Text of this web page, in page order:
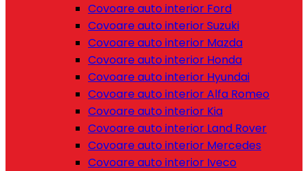
Covoare auto interior Ford
Covoare auto interior Suzuki
Covoare auto interior Mazda
Covoare auto interior Honda
Covoare auto interior Hyundai
Covoare auto interior Alfa Romeo
Covoare auto interior Kia
Covoare auto interior Land Rover
Covoare auto interior Mercedes
Covoare auto interior Iveco